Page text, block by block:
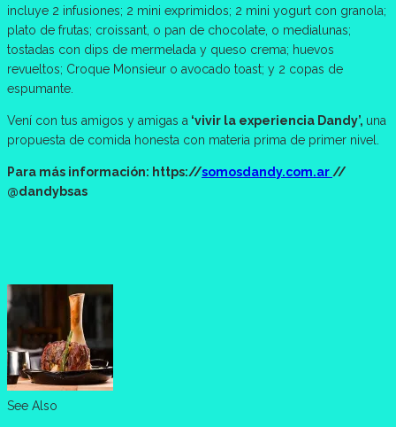
incluye 2 infusiones; 2 mini exprimidos; 2 mini yogurt con granola;
plato de frutas; croissant, o pan de chocolate, o medialunas;
tostadas con dips de mermelada y queso crema; huevos
revueltos; Croque Monsieur o avocado toast; y 2 copas de
espumante.
Vení con tus amigos y amigas a ‘vivir la experiencia Dandy’, una
propuesta de comida honesta con materia prima de primer nivel.
Para más información: https://somosdandy.com.ar//
@dandybsas
See Also